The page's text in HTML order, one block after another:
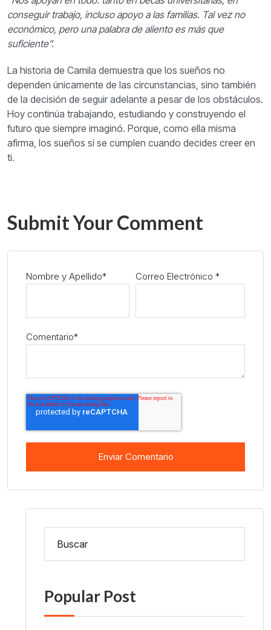
conseguir trabajo, incluso apoyo a las familias. Tal vez no
económico, pero una palabra de aliento es más que
suficiente”.
La historia de Camila demuestra que los sueños no
dependen únicamente de las circunstancias, sino también
de la decisión de seguir adelante a pesar de los obstáculos.
Hoy continúa trabajando, estudiando y construyendo el
futuro que siempre imaginó. Porque, como ella misma
afirma, los sueños sí se cumplen cuando decides creer en
ti.
Submit Your Comment
Nombre y Apellido* Correo Electrónico *
Comentario*
Popular Post